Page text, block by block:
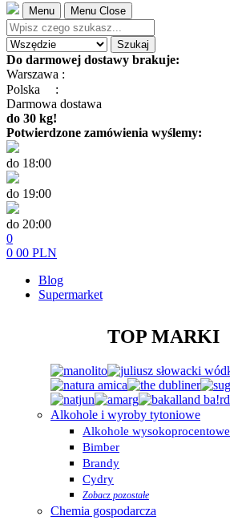
Menu Menu Close
Szukaj
Do darmowej dostawy brakuje:
Warszawa :
Polska
:
Darmowa dostawa
do 30 kg!
Potwierdzone zamówienia wyślemy:
do 18:00
do 19:00
do 20:00
0
0 00 PLN
Blog
Supermarket
TOP MARKI
Alkohole i wyroby tytoniowe
Alkohole wysokoprocentowe
Bimber
Brandy
Cydry
Zobacz pozostałe
Chemia gospodarcza